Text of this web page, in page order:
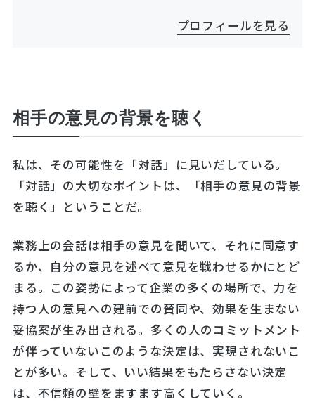
プロフィールを見る
相手の意見の背景を聴く
私は、その可能性を「対話」に見いだしている。
「対話」の大切なポイントは、「相手の意見の背景
を聴く」ということだ。
業務上の会話は相手の意見を聞いて、それに同意す
るか、自分の意見を述べて意見を戦わせるかにとど
まる。この姿勢によって企業の多くの場所で、力を
持つ人の意見への建前での賛同や、効果を生まない
妥協案が生み出される。多くの人のコミットメント
が伴っていないこのような決定は、実現されないこ
とが多い。そして、いい結果をもたらさない決定
は、不信頼の壁をますます高くしていく。